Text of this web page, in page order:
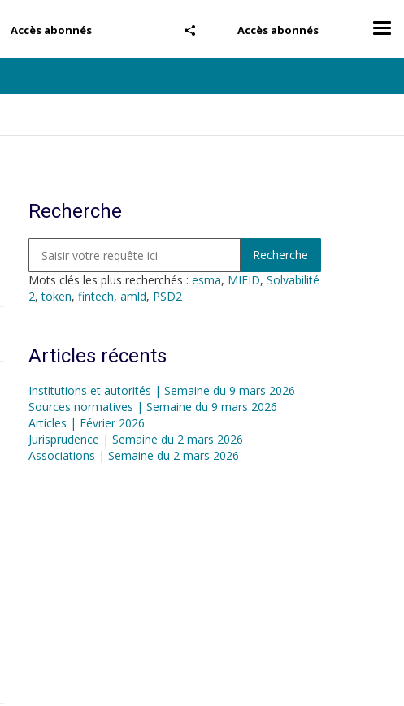
Accès abonnés
Accès abonnés
Recherche
Mots clés les plus recherchés : esma, MIFID, Solvabilité
2,token, fintech, amld, PSD2
Articles récents
Institutions et autorités | Semaine du 9 mars 2026
Sources normatives | Semaine du 9 mars 2026
Articles | Février 2026
Jurisprudence | Semaine du 2 mars 2026
Associations | Semaine du 2 mars 2026